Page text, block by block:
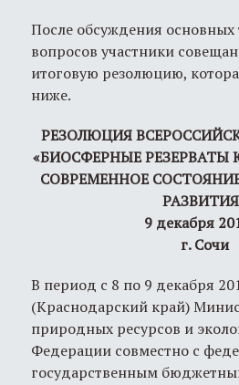
После обсуждения основных
вопросов участники
итоговую резолюцию,
ниже.
РЕЗОЛЮЦИЯ
«БИОСФЕРНЫЕ РЕЗЕРВАТЫ
СОВРЕМЕННОЕ
9 декабря
г. Сочи
В период с 8 по 9 декабря
(Краснодарский край)
природных ресурсов и
Федерации совместно с
государственным